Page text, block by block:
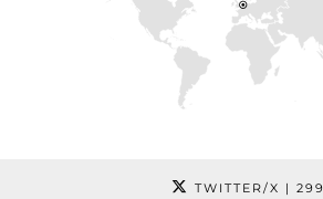
TWITTER/X | 299